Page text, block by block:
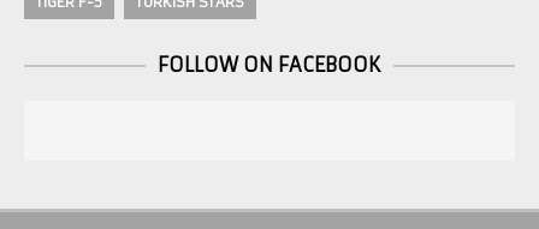
FOLLOW ON FACEBOOK